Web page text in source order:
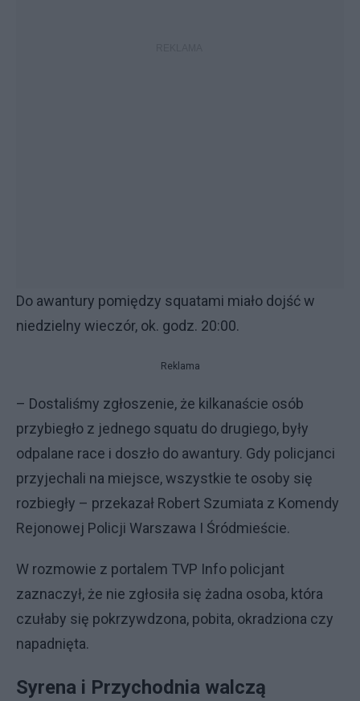
Do awantury pomiędzy squatami miało dojść w
niedzielny wieczór, ok. godz. 20:00.
Reklama
– Dostaliśmy zgłoszenie, że kilkanaście osób
przybiegło z jednego squatu do drugiego, były
odpalane race i doszło do awantury. Gdy policjanci
przyjechali na miejsce, wszystkie te osoby się
rozbiegły – przekazał Robert Szumiata z Komendy
Rejonowej Policji Warszawa I Śródmieście.
W rozmowie z portalem TVP Info policjant
zaznaczył, że nie zgłosiła się żadna osoba, która
czułaby się pokrzywdzona, pobita, okradziona czy
napadnięta.
Syrena i Przychodnia walczą